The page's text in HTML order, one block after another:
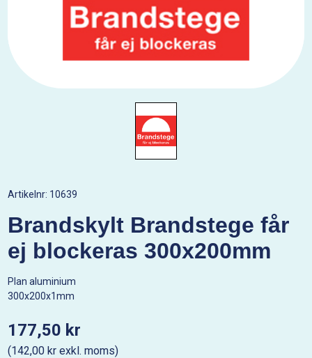
Artikelnr: 10639
Brandskylt Brandstege får
ej blockeras 300x200mm
Plan aluminium
300x200x1mm
177,50 kr
(142,00 kr exkl. moms)